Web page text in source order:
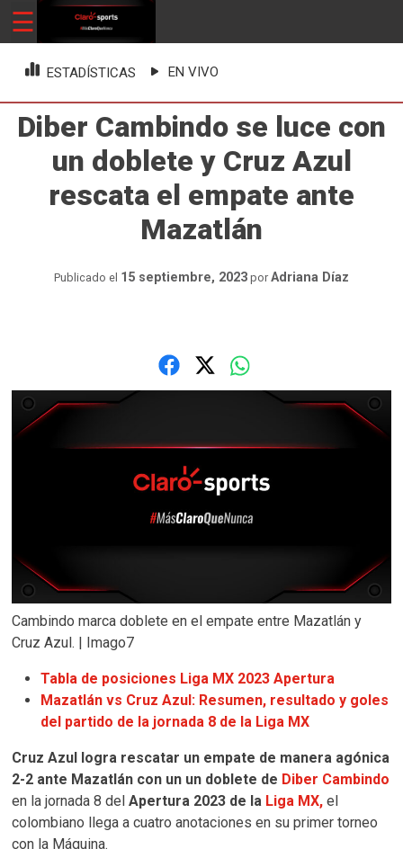
Skip
☰
ClaroSports
Más Claro que nunca
ESTADÍSTICAS EN VIVO
Diber Cambindo se luce con
un doblete y Cruz Azul
rescata el empate ante
Mazatlán
Publicado el 15 septiembre, 2023 por Adriana Díaz
Cambindo marca doblete en el empate entre Mazatlán y
Cruz Azul. | Imago7
Tabla de posiciones Liga MX 2023 Apertura
Mazatlán vs Cruz Azul: Resumen, resultado y goles
del partido de la jornada 8 de la Liga MX
Cruz Azul logra rescatar un empate de manera agónica
2-2 ante Mazatlán con un un doblete de Diber Cambindo
en la jornada 8 delApertura 2023 de la Liga MX, el
colombiano llega a cuatro anotaciones en su primer torneo
con la Máquina.